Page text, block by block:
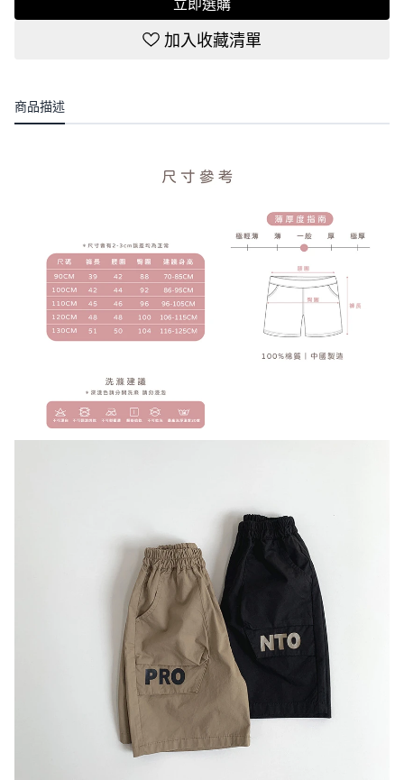
加入收藏清單
商品描述